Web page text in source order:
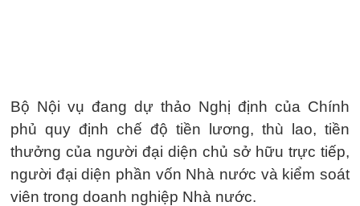
Bộ Nội vụ đang dự thảo Nghị định của Chính
phủ quy định chế độ tiền lương, thù lao, tiền
thưởng của người đại diện chủ sở hữu trực tiếp,
người đại diện phần vốn Nhà nước và kiểm soát
viên trong doanh nghiệp Nhà nước.